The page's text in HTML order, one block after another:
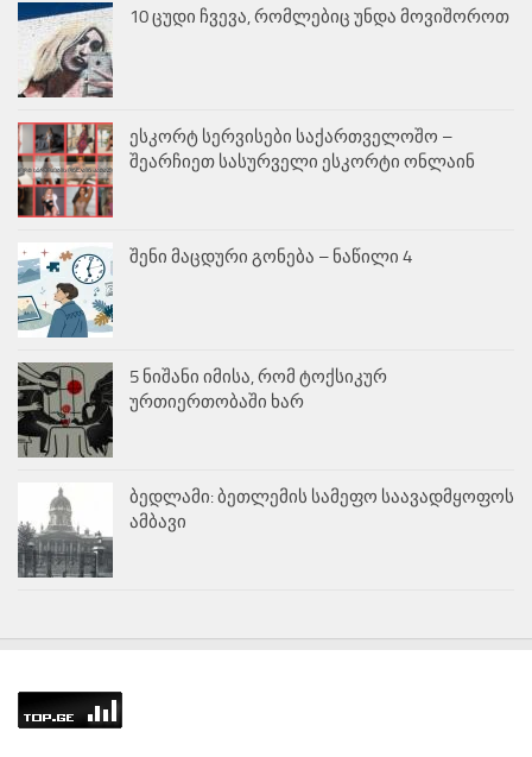
10 ცუდი ჩვევა, რომლებიც უნდა მოვიშოროთ
ესკორტ სერვისები საქართველოშო –
შეარჩიეთ სასურველი ესკორტი ონლაინ
შენი მაცდური გონება – ნაწილი 4
5 ნიშანი იმისა, რომ ტოქსიკურ
ურთიერთობაში ხარ
ბედლამი: ბეთლემის სამეფო საავადმყოფოს
ამბავი